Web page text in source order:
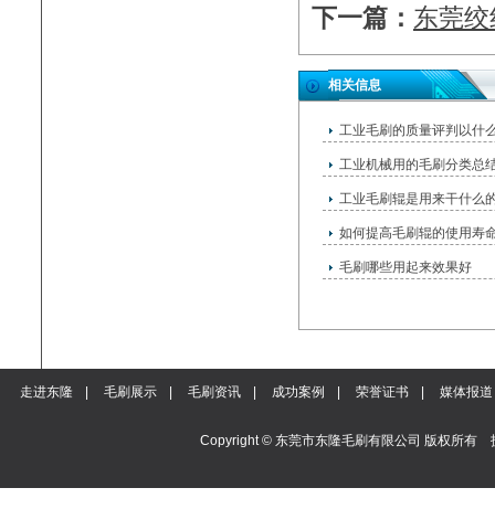
下一篇： 东莞
相关信息
工业毛刷的质量评判以什
工业机械用的毛刷分类总
工业毛刷辊是用来干什么
如何提高毛刷辊的使用寿
毛刷哪些用起来效果好
走进东隆 毛刷展示 毛刷资讯 成功案例 荣誉证书 媒体报道
Copyright © 东莞市东隆毛刷有限公司 版权所有